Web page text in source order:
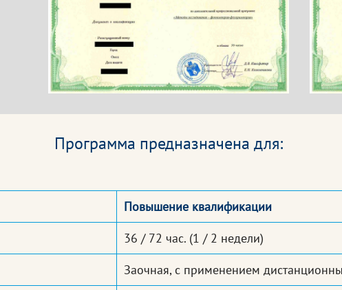
Программа предназначена для:
Повышение квалификации
36 / 72 час. (1 / 2 недели)
Заочная, с применением